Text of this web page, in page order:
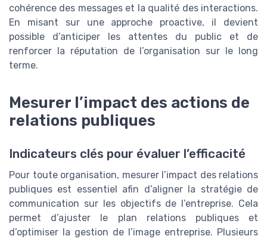
cohérence des messages et la qualité des interactions.
En misant sur une approche proactive, il devient
possible d’anticiper les attentes du public et de
renforcer la réputation de l’organisation sur le long
terme.
Mesurer l’impact des actions de
relations publiques
Indicateurs clés pour évaluer l’efficacité
Pour toute organisation, mesurer l’impact des relations
publiques est essentiel afin d’aligner la stratégie de
communication sur les objectifs de l’entreprise. Cela
permet d’ajuster le plan relations publiques et
d’optimiser la gestion de l’image entreprise. Plusieurs